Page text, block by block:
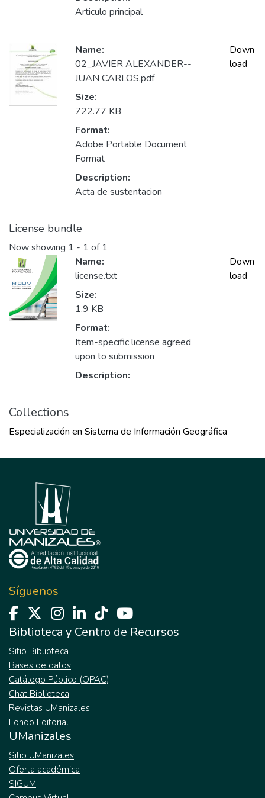
Articulo principal
Name:
02_JAVIER ALEXANDER--
JUAN CARLOS.pdf
Size:
722.77 KB
Format:
Adobe Portable Document
Format
Description:
Acta de sustentacion
Down
load
License bundle
Now showing 1 - 1 of 1
Name:
license.txt
Size:
1.9 KB
Format:
Item-specific license agreed
upon to submission
Description:
Down
load
Collections
Especialización en Sistema de Información Geográfica
Síguenos
Biblioteca y Centro de Recursos
Sitio Biblioteca
Bases de datos
Catálogo Público (OPAC)
Chat Biblioteca
Revistas UManizales
Fondo Editorial
UManizales
Sitio UManizales
Oferta académica
SIGUM